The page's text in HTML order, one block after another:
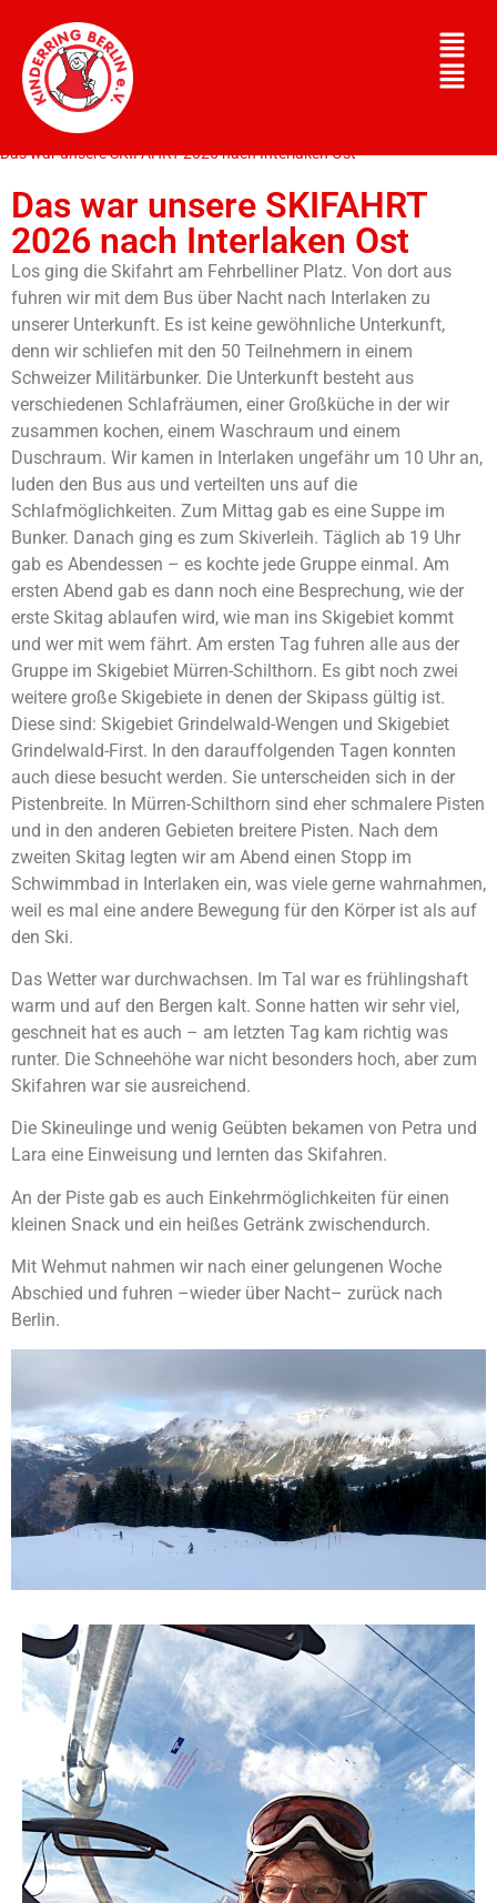
kinderring-berlin.de
Das war unsere SKIFAHRT 2026 nach Interlaken Ost
Das war unsere SKIFAHRT
2026 nach Interlaken Ost
Los ging die Skifahrt am Fehrbelliner Platz. Von dort aus
fuhren wir mit dem Bus über Nacht nach Interlaken zu
unserer Unterkunft. Es ist keine gewöhnliche Unterkunft,
denn wir schliefen mit den 50 Teilnehmern in einem
Schweizer Militärbunker. Die Unterkunft besteht aus
verschiedenen Schlafräumen, einer Großküche in der wir
zusammen kochen, einem Waschraum und einem
Duschraum. Wir kamen in Interlaken ungefähr um 10 Uhr an,
luden den Bus aus und verteilten uns auf die
Schlafmöglichkeiten. Zum Mittag gab es eine Suppe im
Bunker. Danach ging es zum Skiverleih. Täglich ab 19 Uhr
gab es Abendessen – es kochte jede Gruppe einmal. Am
ersten Abend gab es dann noch eine Besprechung, wie der
erste Skitag ablaufen wird, wie man ins Skigebiet kommt
und wer mit wem fährt. Am ersten Tag fuhren alle aus der
Gruppe im Skigebiet Mürren-Schilthorn. Es gibt noch zwei
weitere große Skigebiete in denen der Skipass gültig ist.
Diese sind: Skigebiet Grindelwald-Wengen und Skigebiet
Grindelwald-First. In den darauffolgenden Tagen konnten
auch diese besucht werden. Sie unterscheiden sich in der
Pistenbreite. In Mürren-Schilthorn sind eher schmalere Pisten
und in den anderen Gebieten breitere Pisten. Nach dem
zweiten Skitag legten wir am Abend einen Stopp im
Schwimmbad in Interlaken ein, was viele gerne wahrnahmen,
weil es mal eine andere Bewegung für den Körper ist als auf
den Ski.
Das Wetter war durchwachsen. Im Tal war es frühlingshaft
warm und auf den Bergen kalt. Sonne hatten wir sehr viel,
geschneit hat es auch – am letzten Tag kam richtig was
runter. Die Schneehöhe war nicht besonders hoch, aber zum
Skifahren war sie ausreichend.
Die Skineulinge und wenig Geübten bekamen von Petra und
Lara eine Einweisung und lernten das Skifahren.
An der Piste gab es auch Einkehrmöglichkeiten für einen
kleinen Snack und ein heißes Getränk zwischendurch.
Mit Wehmut nahmen wir nach einer gelungenen Woche
Abschied und fuhren –wieder über Nacht– zurück nach
Berlin.